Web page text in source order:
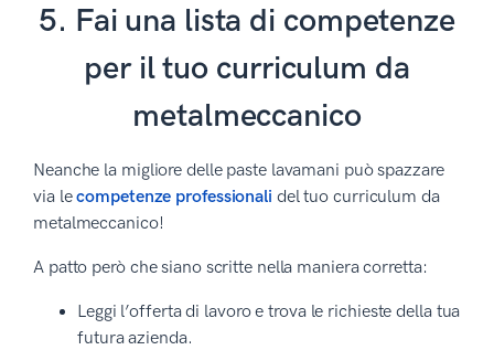
5. Fai una lista di competenze
per il tuo curriculum da
metalmeccanico
Neanche la migliore delle paste lavamani può spazzare
via lecompetenze professionali del tuo curriculum da
metalmeccanico!
A patto però che siano scritte nella maniera corretta:
Leggi l’offerta di lavoro e trova le richieste della tua
futura azienda.